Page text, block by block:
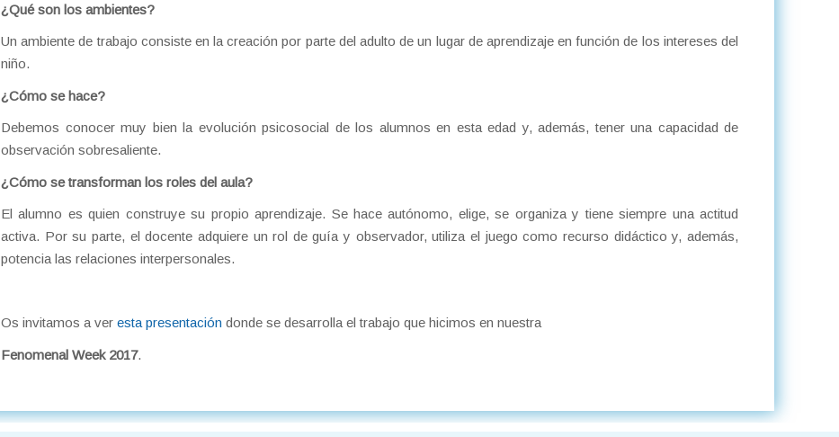
¿Qué son los ambientes?
Un ambiente de trabajo consiste en la creación por parte del adulto de un lugar de aprendizaje en función de los intereses del
niño.
¿Cómo se hace?
Debemos conocer muy bien la evolución psicosocial de los alumnos en esta edad y, además, tener una capacidad de
observación sobresaliente.
¿Cómo se transforman los roles del aula?
El alumno es quien construye su propio aprendizaje. Se hace autónomo, elige, se organiza y tiene siempre una actitud
activa. Por su parte, el docente adquiere un rol de guía y observador, utiliza el juego como recurso didáctico y, además,
potencia las relaciones interpersonales.
Os invitamos a ver esta presentación donde se desarrolla el trabajo que hicimos en nuestra
Fenomenal Week 2017.